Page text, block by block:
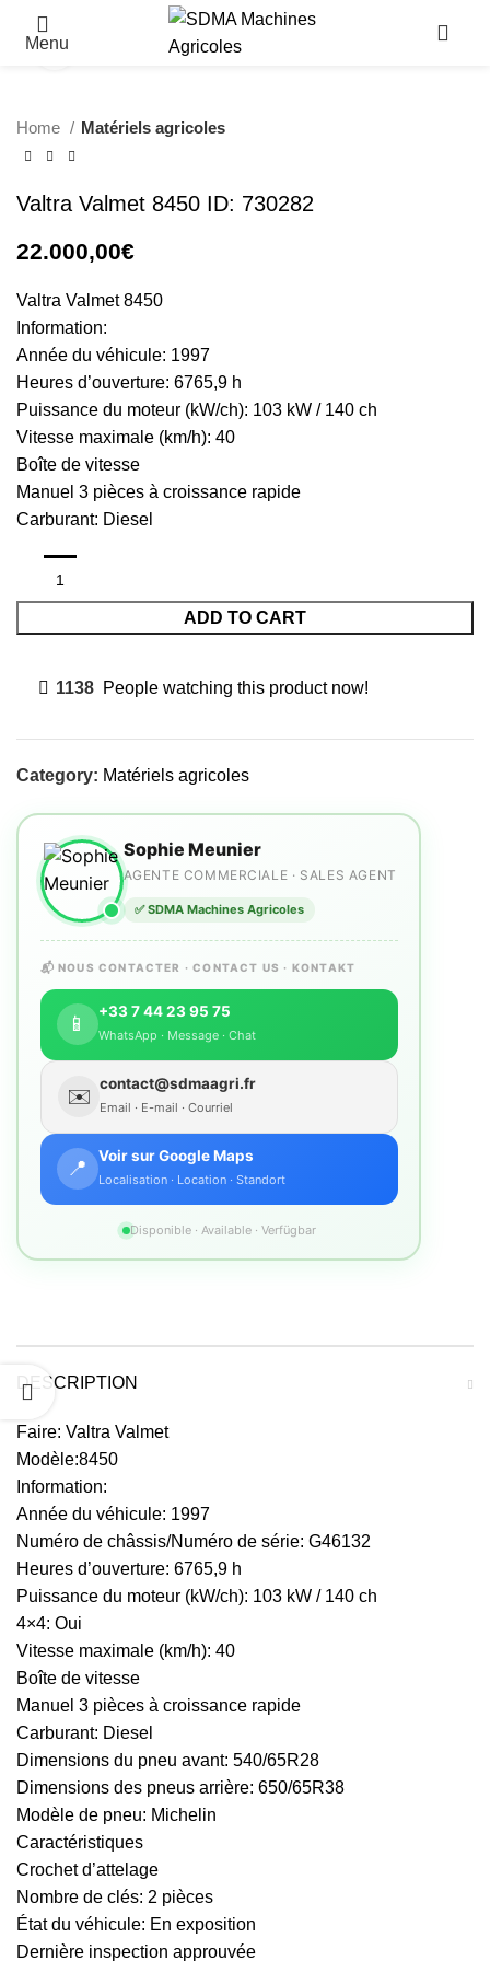
Menu Click to enlarge
Home Matériels agricoles
Valtra Valmet 8450 ID: 730282
22.000,00€
Valtra Valmet 8450
Information:
Année du véhicule: 1997
Heures d’ouverture: 6765,9 h
Puissance du moteur (kW/ch): 103 kW / 140 ch
Vitesse maximale (km/h): 40
Boîte de vitesse
Manuel 3 pièces à croissance rapide
Carburant: Diesel
ADD TO CART
1138 People watching this product now!
Category: Matériels agricoles
Sophie Meunier
AGENTE COMMERCIALE · SALES AGENT
✅ SDMA Machines Agricoles
📬 NOUS CONTACTER · CONTACT US · KONTAKT
📱
+33 7 44 23 95 75
WhatsApp · Message · Chat
✉️
contact@sdmaagri.fr
Email · E-mail · Courriel
📍
Voir sur Google Maps
Localisation · Location · Standort
Disponible · Available · Verfügbar
DESCRIPTION
Faire: Valtra Valmet
Modèle:8450
Information:
Année du véhicule: 1997
Numéro de châssis/Numéro de série: G46132
Heures d’ouverture: 6765,9 h
Puissance du moteur (kW/ch): 103 kW / 140 ch
4×4: Oui
Vitesse maximale (km/h): 40
Boîte de vitesse
Manuel 3 pièces à croissance rapide
Carburant: Diesel
Dimensions du pneu avant: 540/65R28
Dimensions des pneus arrière: 650/65R38
Modèle de pneu: Michelin
Caractéristiques
Crochet d’attelage
Nombre de clés: 2 pièces
État du véhicule: En exposition
Dernière inspection approuvée